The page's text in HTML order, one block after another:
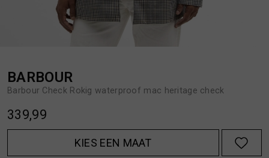
OVERSHIRTS
BARBOUR
Barbour Check Rokig waterproof mac heritage check
339,99
KIES EEN MAAT